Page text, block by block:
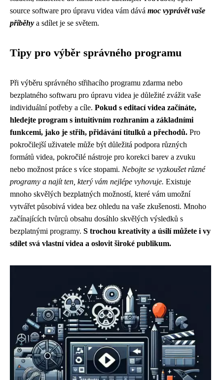
source software pro úpravu videa vám dává moc vyprávět vaše
příběhy a sdílet je se světem.
Tipy pro výběr správného programu
Při výběru správného střihacího programu zdarma nebo
bezplatného softwaru pro úpravu videa je důležité zvážit vaše
individuální potřeby a cíle. Pokud s editací videa začínáte,
hledejte program s intuitivním rozhraním a základními
funkcemi, jako je střih, přidávání titulků a přechodů. Pro
pokročilejší uživatele může být důležitá podpora různých
formátů videa, pokročilé nástroje pro korekci barev a zvuku
nebo možnost práce s více stopami. Nebojte se vyzkoušet různé
programy a najít ten, který vám nejlépe vyhovuje. Existuje
mnoho skvělých bezplatných možností, které vám umožní
vytvářet působivá videa bez ohledu na vaše zkušenosti. Mnoho
začínajících tvůrců obsahu dosáhlo skvělých výsledků s
bezplatnými programy. S trochou kreativity a úsilí můžete i vy
sdílet svá vlastní videa a oslovit široké publikum.